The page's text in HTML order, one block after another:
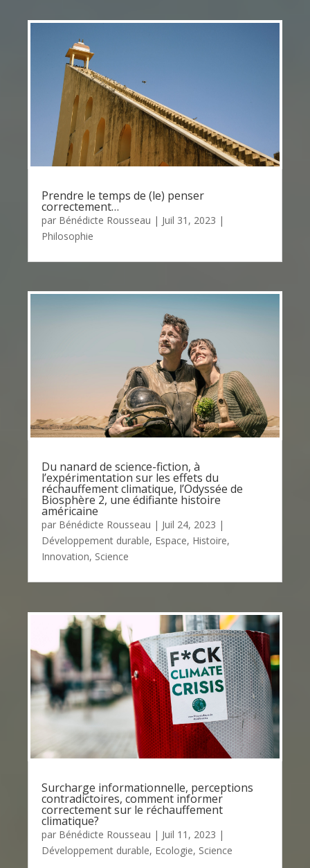
Prendre le temps de (le) penser
correctement…
par Bénédicte Rousseau | Juil 31, 2023 |
Philosophie
Du nanard de science-fiction, à
l’expérimentation sur les effets du
réchauffement climatique, l’Odyssée de
Biosphère 2, une édifiante histoire
américaine
par Bénédicte Rousseau | Juil 24, 2023 |
Développement durable, Espace, Histoire,
Innovation, Science
Surcharge informationnelle, perceptions
contradictoires, comment informer
correctement sur le réchauffement
climatique?
par Bénédicte Rousseau | Juil 11, 2023 |
Développement durable, Ecologie, Science